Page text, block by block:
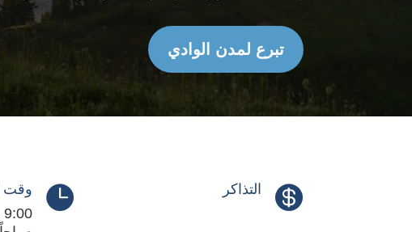
تبرع لمدن الوادي

وقت
 التذاكر